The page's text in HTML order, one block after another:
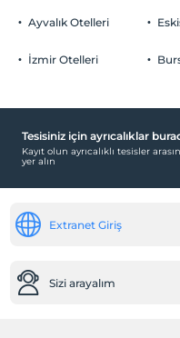
24 saat açık
Kahvaltı Salonu
2 yaşına kadar olan
Ayvalık Otelleri
İzmir Otelleri
Tesisiniz için ayrıcalıklar
Kayıt olun ayrıcalıklı tesisler
yer alın
Extranet Giriş
Sizi arayalım